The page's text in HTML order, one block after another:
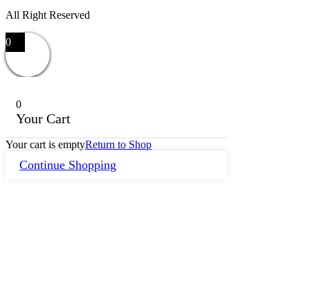
All Right Reserved
0
0
Your Cart
Your cart is emptyReturn to Shop
Continue Shopping